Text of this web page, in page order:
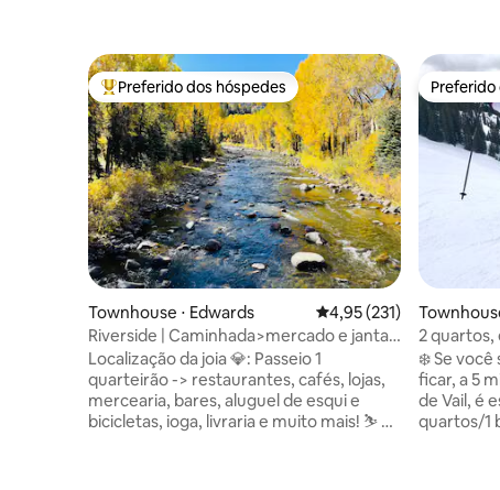
Entre os melhores preferidos dos hóspedes
Preferido dos hóspedes
Townhouse ⋅ Edwards 4,95 de uma avaliação
4,95 (231)
Riverside | Caminhada>mercado e jantar!
5 min>BeaverCreek
Localização da joia 💎: Passeio 1
quarteirão -> restaurantes, cafés, lojas,
mercearia, bares, aluguel de esqui e
bicicletas, ioga, livraria e muito mais! ⛷ 4
2 quartos,
entrada
❄️ Se você
ficar, a 5
de Vail, é
quartos/1